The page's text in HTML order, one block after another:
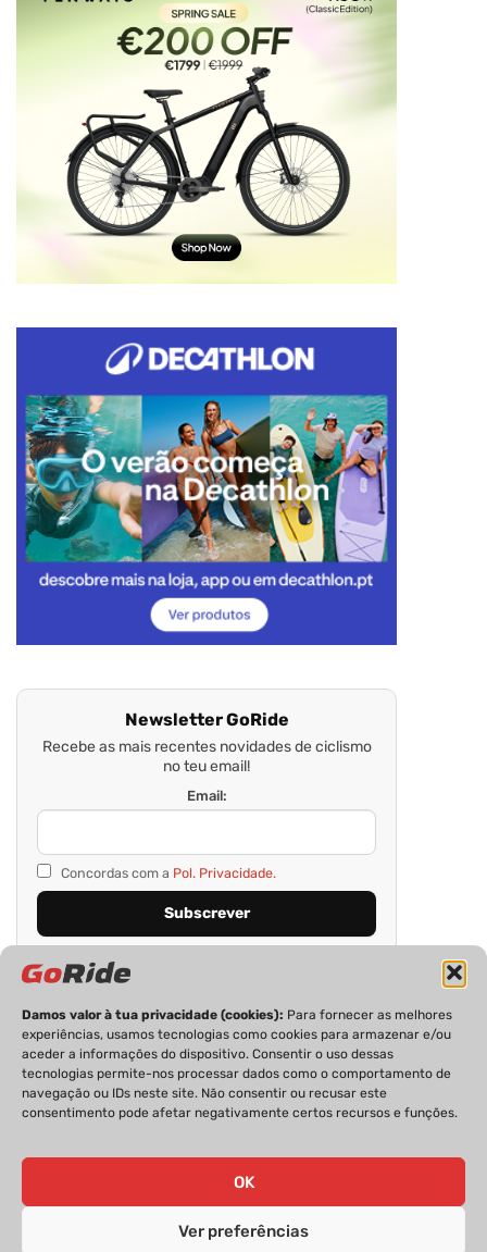
Damos valor à tua privacidade (cookies): Para fornecer as melhores
experiências, usamos tecnologias como cookies para armazenar e/ou
aceder a informações do dispositivo. Consentir o uso dessas
tecnologias permite-nos processar dados como o comportamento de
navegação ou IDs neste site. Não consentir ou recusar este
consentimento pode afetar negativamente certos recursos e funções.
OK
Ver preferências
Newsletter GoRide
Recebe as mais recentes novidades de ciclismo
no teu email!
Email:
Concordas com a Pol. Privacidade.
PRIVACIDADE FICHA TÉCNICA
ESTATUTO EDITORIAL